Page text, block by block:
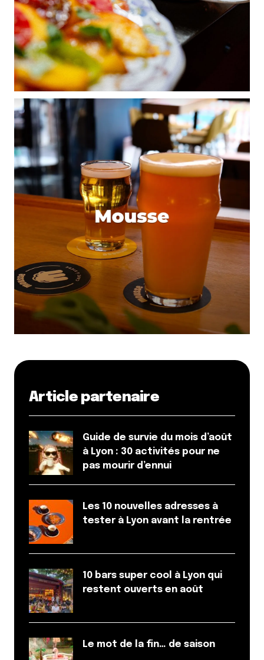
Article partenaire
Guide de survie du mois d’août
à Lyon : 30 activités pour ne
pas mourir d’ennui
Les 10 nouvelles adresses à
tester à Lyon avant la rentrée
10 bars super cool à Lyon qui
restent ouverts en août
Le mot de la fin… de saison